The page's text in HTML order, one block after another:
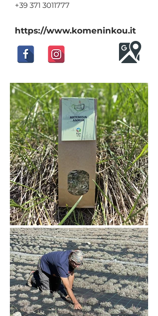
+39 371 3011777
https://www.komeninkou.it